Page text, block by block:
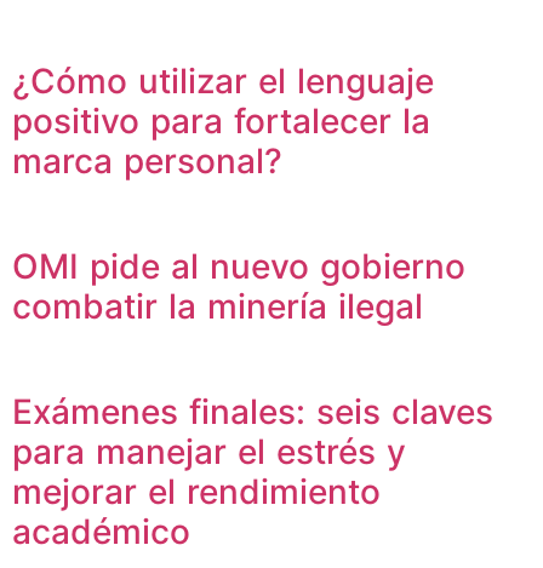
¿Cómo utilizar el lenguaje
positivo para fortalecer la
marca personal?
OMI pide al nuevo gobierno
combatir la minería ilegal
Exámenes finales: seis claves
para manejar el estrés y
mejorar el rendimiento
académico